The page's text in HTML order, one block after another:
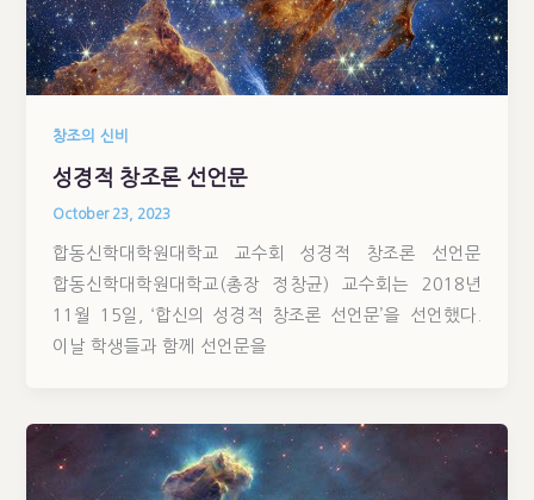
창조의 신비
성경적 창조론 선언문
October 23, 2023
합동신학대학원대학교 교수회 성경적 창조론 선언문
합동신학대학원대학교(총장 정창균) 교수회는 2018년
11월 15일, ‘합신의 성경적 창조론 선언문’을 선언했다.
이날 학생들과 함께 선언문을